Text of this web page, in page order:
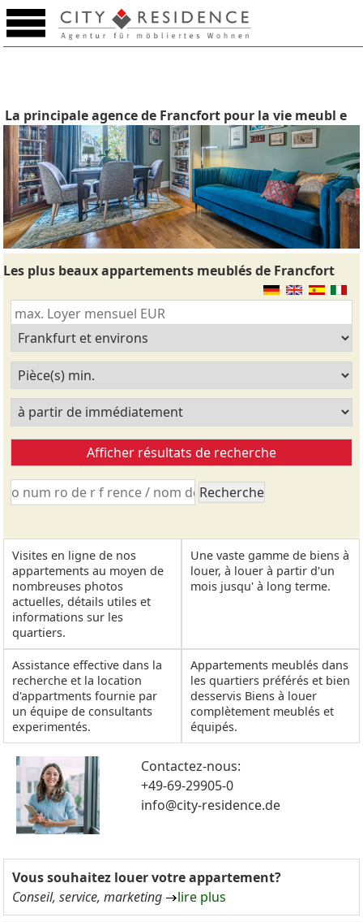
La principale agence de Francfort pour la vie meubl e
Les plus beaux appartements meublés de Francfort
Visites en ligne de nos
appartements au moyen de
nombreuses photos
actuelles, détails utiles et
informations sur les
quartiers.
Une vaste gamme de biens à
louer, à louer à partir d'un
mois jusqu' à long terme.
Assistance effective dans la
recherche et la location
d'appartments fournie par
un équipe de consultants
experimentés.
Appartements meublés dans
les quartiers préférés et bien
desservis Biens à louer
complètement meublés et
équipés.
Contactez-nous:
+49-69-29905-0
info@city-residence.de
Vous souhaitez louer votre appartement?
Conseil, service, marketing
lire plus